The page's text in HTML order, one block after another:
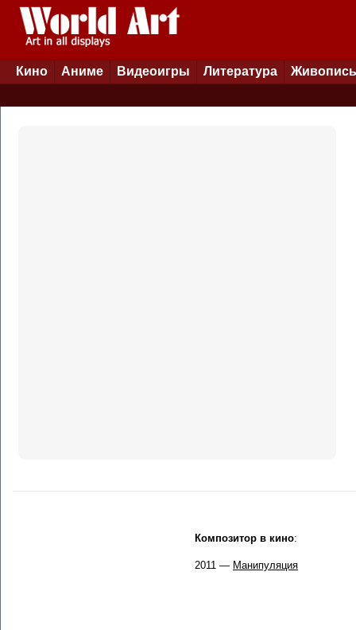
Кино Аниме Видеоигры Литература Живопись
Композитор в кино:
2011 — Манипуляция